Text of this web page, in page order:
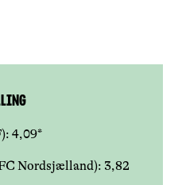
4,09*
Nordsjælland): 3,82